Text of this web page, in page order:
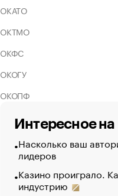
ОКАТО
ОКТМО
ОКФС
ОКОГУ
ОКОПФ
Интересное
Насколько ваш
лидеров
Казино проиграло.
индустрию